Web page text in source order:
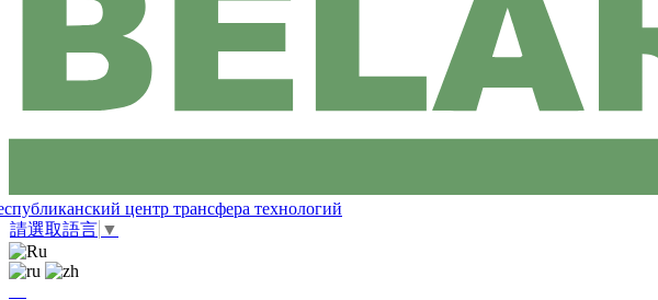
центр трансфера технологий
請選取語言 ▼